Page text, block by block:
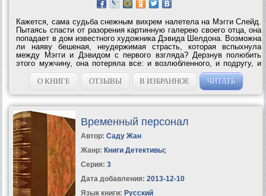
Кажется, сама судьба снежным вихрем налетела на Мэгги Слейд.
Пытаясь спасти от разорения картинную галерею своего отца, она
попадает в дом известного художника Дэвида Шелдона. Возможна
ли наяву бешеная, неудержимая страсть, которая вспыхнула
между Мэгги и Дэвидом с первого взгляда? Дерзнув полюбить
этого мужчину, она потеряла все: и возлюбленного, и подругу, и
свою галерею. Так что же, отныне впереди только страдания,
измена и новая...
О КНИГЕ ОТЗЫВЫ В ИЗБРАННОЕ ЧИТАТЬ
Временный персонал
Автор: Саду Жан
Жанр: Книги Детективы;
Серия: 3
Дата добавления: 2013-12-10
Язык книги: Русский